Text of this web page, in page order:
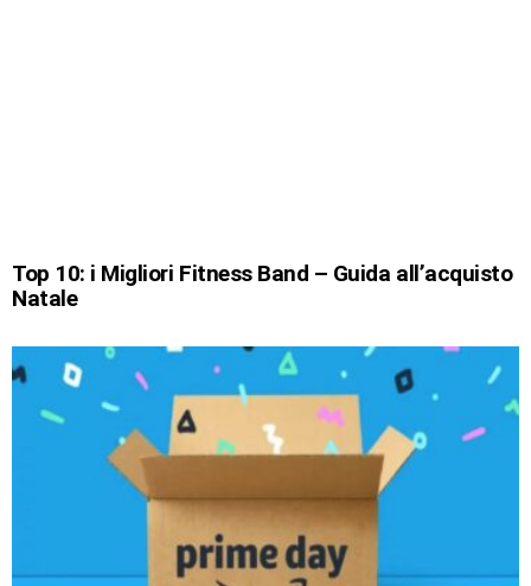
Top 10: i Migliori Fitness Band – Guida all’acquisto
Natale